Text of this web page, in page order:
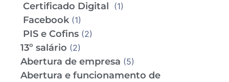
Certificado Digital (1)
Facebook(1)
PIS e Cofins (2)
13º salário (2)
Abertura de empresa (5)
Abertura e funcionamento de